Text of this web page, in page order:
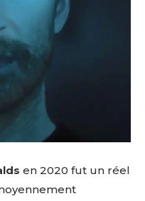
en 2020 fut un réel